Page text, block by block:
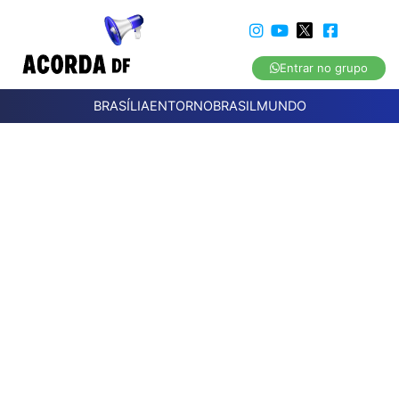
Entrar no grupo
BRASÍLIAENTORNOBRASILMUNDO